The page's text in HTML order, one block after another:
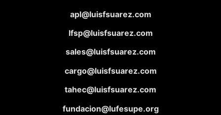
apl@luisfsuarez.com
lfsp@luisfsuarez.com
sales@luisfsuarez.com
cargo@luisfsuarez.com
tahec@luisfsuarez.com
fundacion@lufesupe.org